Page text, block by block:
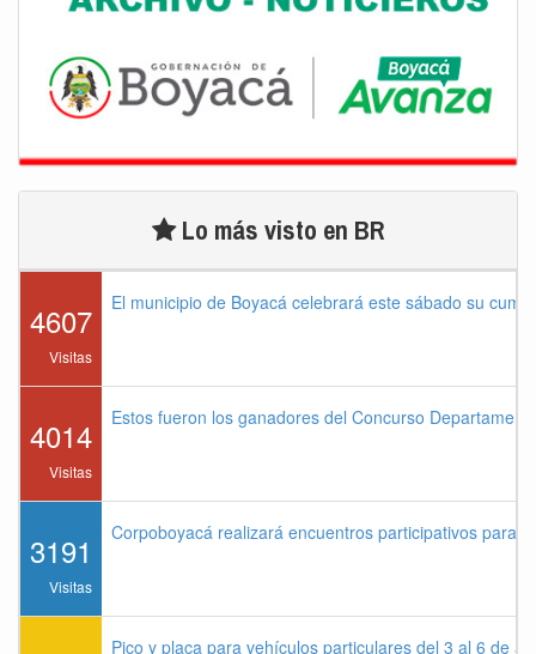
Lo más visto en BR
4607
Visitas
El municipio de Boyacá celebrará este sábado su
4014
Visitas
Estos fueron los ganadores del Concurso
3191
Visitas
Corpoboyacá realizará encuentros participativos para
Pico y placa para vehículos particulares del 3 al 6 de